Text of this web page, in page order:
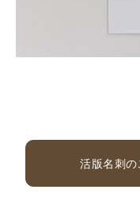
活版名刺の